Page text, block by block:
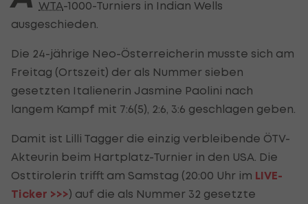
WTA-1000-Turniers in Indian Wells
ausgeschieden.
Die 24-jährige Neo-Österreicherin musste sich am
Freitag (Ortszeit) der als Nummer sieben
gesetzten Italienerin Jasmine Paolini nach
langem Kampf mit 7:6(5), 2:6, 3:6 geschlagen geben.
Damit ist Lilli Tagger die einzig verbleibende ÖTV-
Akteurin beim Hartplatz-Turnier in den USA. Die
Osttirolerin trifft am Samstag (20:00 Uhr im LIVE-
Ticker >>>) auf die als Nummer 32 gesetzte